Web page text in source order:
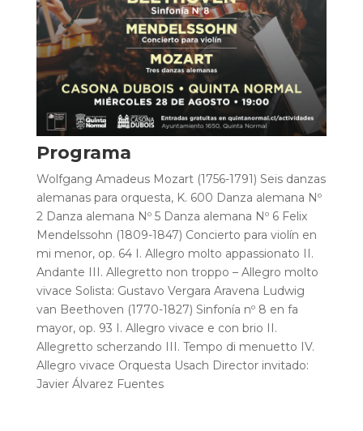
Programa
Wolfgang Amadeus Mozart (1756-1791) Seis danzas
alemanas para orquesta, K. 600 Danza alemana Nº
2 Danza alemana Nº 5 Danza alemana Nº 6 Felix
Mendelssohn (1809-1847) Concierto para violín en
mi menor, op. 64 I. Allegro molto appassionato
II.
Andante
III. Allegretto non troppo – Allegro molto
vivace Solista: Gustavo Vergara Aravena Ludwig
van Beethoven (1770-1827) Sinfonía nº 8 en fa
mayor, op. 93
I. Allegro vivace e con brio
II.
Allegretto scherzando
III. Tempo di menuetto IV.
Allegro vivace Orquesta Usach Director invitado:
Javier Álvarez Fuentes